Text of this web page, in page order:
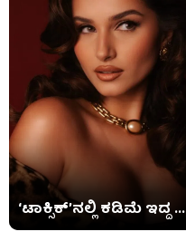
‘ಟಾಕ್ಸಿಕ್​’ನಲ್ಲಿ ಕಡಿಮೆ ಇದ್ದ ...